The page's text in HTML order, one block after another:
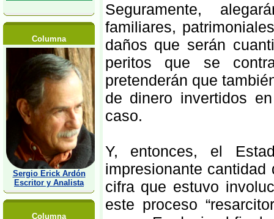
Columna
Sergio Erick Ardón
Escritor y Analista
Columna
Seguramente,
familiares,
daños que serán
peritos que se
pretenderán que
de dinero invertidos
caso.
Y, entonces, el
impresionante cantidad
cifra que estuvo
este proceso